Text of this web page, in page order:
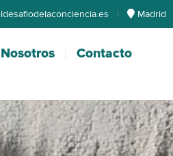
| Madrid
Nosotros Contacto